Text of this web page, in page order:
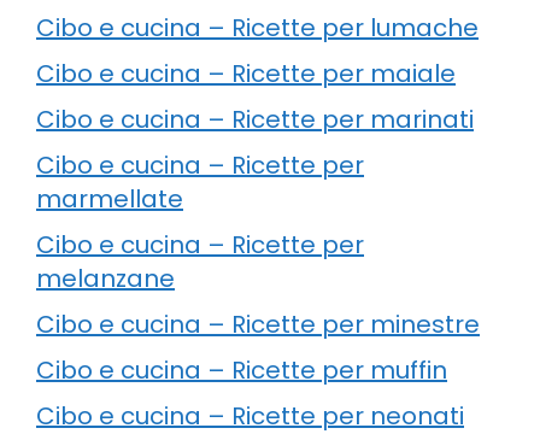
Cibo e cucina – Ricette per lumache
Cibo e cucina – Ricette per maiale
Cibo e cucina – Ricette per marinati
Cibo e cucina – Ricette per
marmellate
Cibo e cucina – Ricette per
melanzane
Cibo e cucina – Ricette per minestre
Cibo e cucina – Ricette per muffin
Cibo e cucina – Ricette per neonati